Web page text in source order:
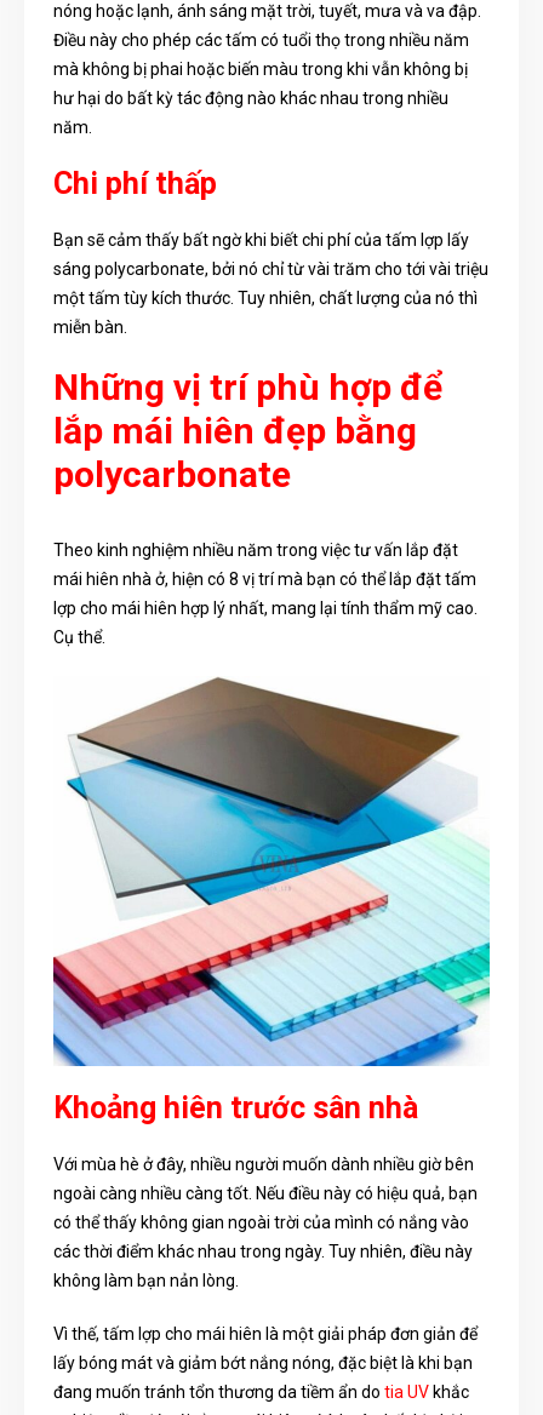
nóng hoặc lạnh, ánh sáng mặt trời, tuyết, mưa và va đập.
Điều này cho phép các tấm có tuổi thọ trong nhiều năm
mà không bị phai hoặc biến màu trong khi vẫn không bị
hư hại do bất kỳ tác động nào khác nhau trong nhiều
năm.
Chi phí thấp
Bạn sẽ cảm thấy bất ngờ khi biết chi phí của tấm lợp lấy
sáng polycarbonate, bởi nó chỉ từ vài trăm cho tới vài triệu
một tấm tùy kích thước. Tuy nhiên, chất lượng của nó thì
miễn bàn.
Những vị trí phù hợp để
lắp mái hiên đẹp bằng
polycarbonate
Theo kinh nghiệm nhiều năm trong việc tư vấn lắp đặt
mái hiên nhà ở, hiện có 8 vị trí mà bạn có thể lắp đặt tấm
lợp cho mái hiên hợp lý nhất, mang lại tính thẩm mỹ cao.
Cụ thể.
Khoảng hiên trước sân nhà
Với mùa hè ở đây, nhiều người muốn dành nhiều giờ bên
ngoài càng nhiều càng tốt. Nếu điều này có hiệu quả, bạn
có thể thấy không gian ngoài trời của mình có nắng vào
các thời điểm khác nhau trong ngày. Tuy nhiên, điều này
không làm bạn nản lòng.
Vì thế, tấm lợp cho mái hiên là một giải pháp đơn giản để
lấy bóng mát và giảm bớt nắng nóng, đặc biệt là khi bạn
đang muốn tránh tổn thương da tiềm ẩn do tia UV khắc